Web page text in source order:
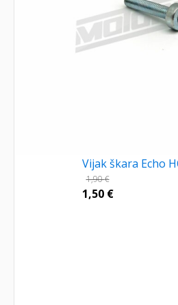
Vijak škara Echo
1,90€
1,50 €